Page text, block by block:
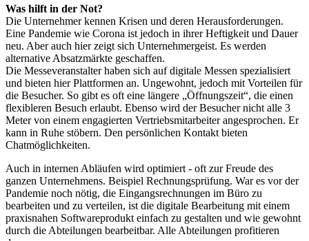
Was hilft in der Not?
Die Unternehmer kennen Krisen und deren Herausforderungen.
Eine Pandemie wie Corona ist jedoch in ihrer Heftigkeit und Dauer
neu. Aber auch hier zeigt sich Unternehmergeist. Es werden
alternative Absatzmärkte geschaffen.
Die Messeveranstalter haben sich auf digitale Messen spezialisiert
und bieten hier Plattformen an. Ungewohnt, jedoch mit Vorteilen für
die Besucher. So gibt es oft eine längere „Öffnungszeit“, die einen
flexibleren Besuch erlaubt. Ebenso wird der Besucher nicht alle 3
Meter von einem engagierten Vertriebsmitarbeiter angesprochen. Er
kann in Ruhe stöbern. Den persönlichen Kontakt bieten
Chatmöglichkeiten.
Auch in internen Abläufen wird optimiert - oft zur Freude des
ganzen Unternehmens. Beispiel Rechnungsprüfung. War es vor der
Pandemie noch nötig, die Eingangsrechnungen im Büro zu
bearbeiten und zu verteilen, ist die digitale Bearbeitung mit einem
praxisnahen Softwareprodukt einfach zu gestalten und wie gewohnt
durch die Abteilungen bearbeitbar. Alle Abteilungen profitieren